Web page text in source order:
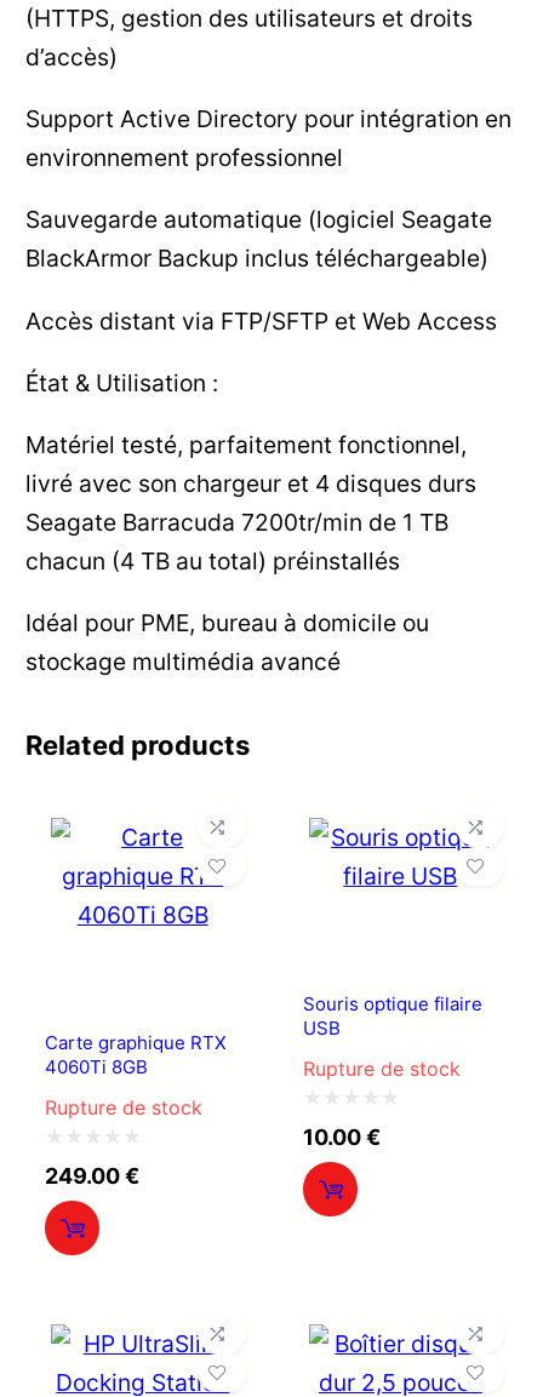
(HTTPS, gestion des utilisateurs et droits
d’accès)
Support Active Directory pour intégration en
environnement professionnel
Sauvegarde automatique (logiciel Seagate
BlackArmor Backup inclus téléchargeable)
Accès distant via FTP/SFTP et Web Access
État & Utilisation :
Matériel testé, parfaitement fonctionnel,
livré avec son chargeur et 4 disques durs
Seagate Barracuda 7200tr/min de 1 TB
chacun (4 TB au total) préinstallés
Idéal pour PME, bureau à domicile ou
stockage multimédia avancé
Related products
Carte graphique RTX
4060Ti 8GB
Rupture de stock
Note
0
sur
249.00€
Souris optique filaire
USB
Rupture de stock
Note
0
sur
10.00€